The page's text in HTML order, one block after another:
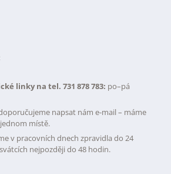
linky na tel. 731 878 783: po–pá
napsat nám e-mail – máme
místě.
v pracovních dnech zpravidla do 24
nejpozději do 48 hodin.